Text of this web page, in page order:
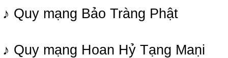
♪ Quy mạng Bảo Tràng Phật
♪ Quy mạng Hoan Hỷ Tạng Maṇi